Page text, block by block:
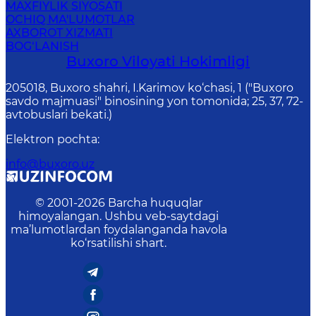
MAXFIYLIK SIYOSATI
OCHIQ MA'LUMOTLAR
AXBOROT XIZMATI
BOG‘LANISH
Buxoro Viloyati Hokimligi
205018, Buхоrо shahri, I.Karimov ko‘chаsi, 1 ("Buxoro
savdo majmuasi" binosining yon tomonida; 25, 37, 72-
avtobuslari bekati.)
Elektron pochta:
info@buxoro.uz
© 2001-2026 Barcha huquqlar
himoyalangan. Ushbu veb-saytdagi
ma’lumotlardan foydalanganda havola
ko‘rsatilishi shart.